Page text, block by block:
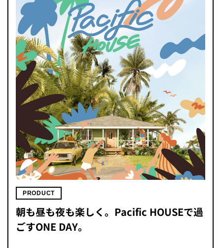
PRODUCT
朝も昼も夜も楽しく。Pacific HOUSEで過
ごすONE DAY。